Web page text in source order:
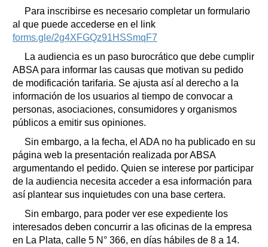
Para inscribirse es necesario completar un formulario
al que puede accederse en el link
forms.gle/2g4XFGQz91HSSmqF7
La audiencia es un paso burocrático que debe cumplir
ABSA para informar las causas que motivan su pedido
de modificación tarifaria. Se ajusta así al derecho a la
información de los usuarios al tiempo de convocar a
personas, asociaciones, consumidores y organismos
públicos a emitir sus opiniones.
Sin embargo, a la fecha, el ADA no ha publicado en su
página web la presentación realizada por ABSA
argumentando el pedido. Quien se interese por participar
de la audiencia necesita acceder a esa información para
así plantear sus inquietudes con una base certera.
Sin embargo, para poder ver ese expediente los
interesados deben concurrir a las oficinas de la empresa
en La Plata, calle 5 N° 366, en días hábiles de 8 a 14.